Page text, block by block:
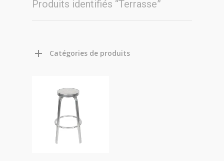
Produits identifiés “Terrasse”
Catégories de produits